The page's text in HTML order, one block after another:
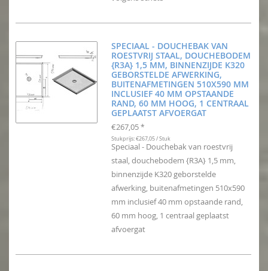
SPECIAAL - DOUCHEBAK VAN
ROESTVRIJ STAAL, DOUCHEBODEM
{R3A} 1,5 MM, BINNENZIJDE K320
GEBORSTELDE AFWERKING,
BUITENAFMETINGEN 510X590 MM
INCLUSIEF 40 MM OPSTAANDE
RAND, 60 MM HOOG, 1 CENTRAAL
GEPLAATST AFVOERGAT
€267,05 *
Stukprijs: €267,05 / Stuk
Speciaal - Douchebak van roestvrij
staal, douchebodem {R3A} 1,5 mm,
binnenzijde K320 geborstelde
afwerking, buitenafmetingen 510x590
mm inclusief 40 mm opstaande rand,
60 mm hoog, 1 centraal geplaatst
afvoergat